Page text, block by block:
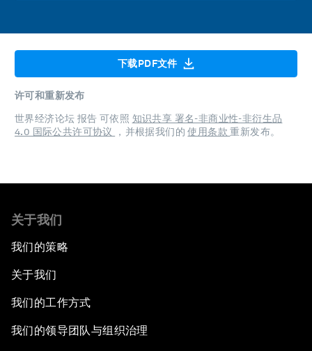
下载PDF文件
许可和重新发布
世界经济论坛 报告 可依照 知识共享 署名-非商业性-非衍生品
4.0 国际公共许可协议
，并根据我们的使用条款重新发布。
关于我们
我们的策略
关于我们
我们的工作方式
我们的领导团队与组织治理